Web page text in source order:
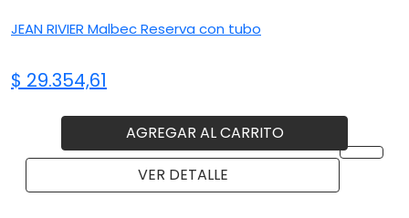
JEAN RIVIER Malbec Reserva con tubo
$ 29.354,61
AGREGAR AL CARRITO
VER DETALLE